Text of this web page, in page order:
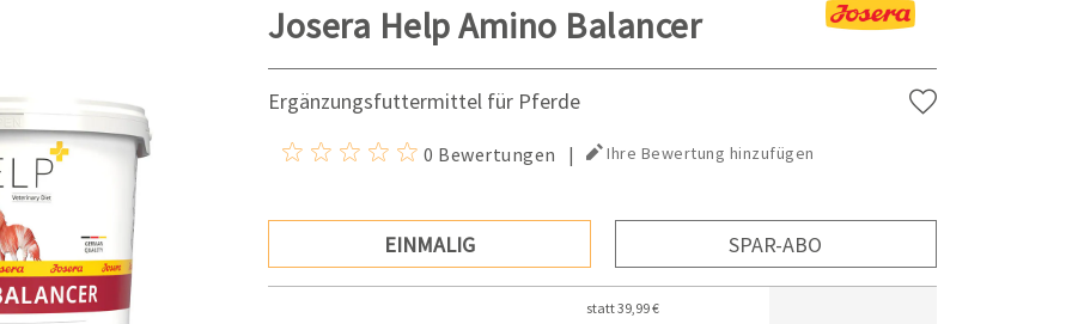
Josera Help Amino Balancer
Ergänzungsfuttermittel für Pferde
0 Bewertungen | Ihre Bewertung hinzufügen
EINMALIG SPAR-ABO
statt 39,99 €